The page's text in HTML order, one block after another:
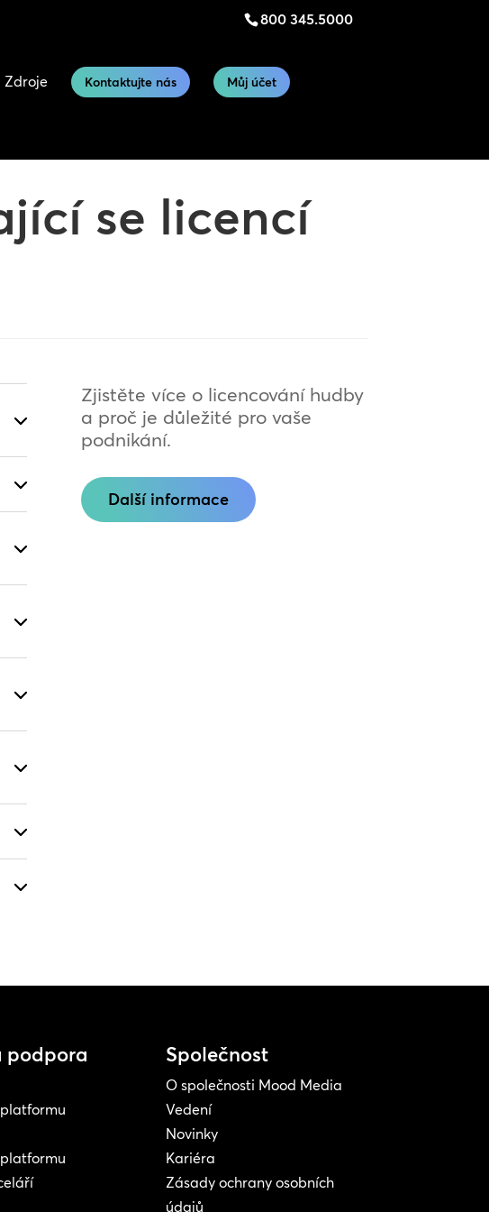
800 345.5000
Zdroje Kontaktujte nás Můj účet
se licencí
Zjistěte více o licencování hudby
a proč je důležité pro vaše
podnikání.
Další informace
podpora Společnost
O společnosti Mood Media
Vedení
Novinky
Kariéra
Zásady ochrany osobních
údajů